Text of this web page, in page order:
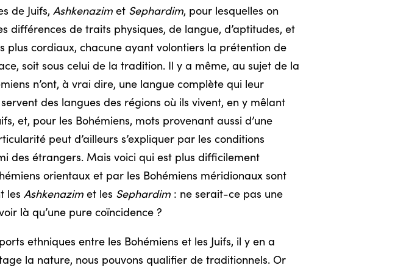
de Juifs, Ashkenazim et Sephardim, pour lesquelles on
de traits physiques, de langue, d’aptitudes, et
plus cordiaux, chacune ayant volontiers la prétention de
soit sous celui de la tradition. Il y a même, au sujet de la
n’ont, à vrai dire, une langue complète qui leur
des langues des régions où ils vivent, en y mêlant
et, pour les Bohémiens, mots provenant aussi d’une
peut d’ailleurs s’expliquer par les conditions
des étrangers. Mais voici qui est plus difficilement
orientaux et par les Bohémiens méridionaux sont
les Ashkenazim et les Sephardim : ne serait-ce pas une
là qu’une pure coïncidence ?
ethniques entre les Bohémiens et les Juifs, il y en a
la nature, nous pouvons qualifier de traditionnels. Or